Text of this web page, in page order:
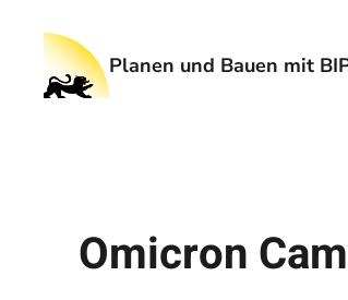
Planen und Bauen mit
Omicron